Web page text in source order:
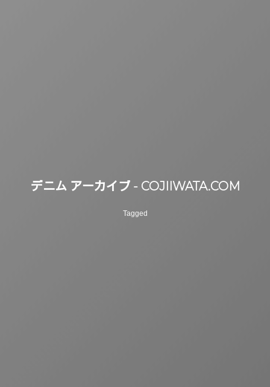
デニム アーカイブ - COJIIWATA.COM
Tagged